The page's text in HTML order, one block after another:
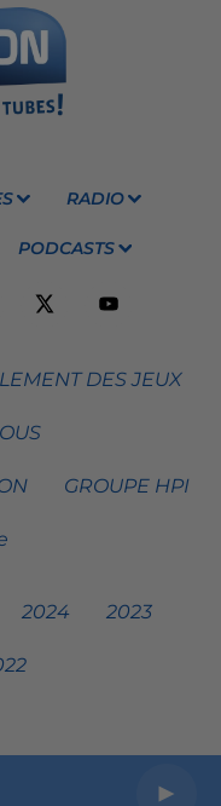
RADIO
PODCASTS
DES JEUX
GROUPE HPI
2024 2023